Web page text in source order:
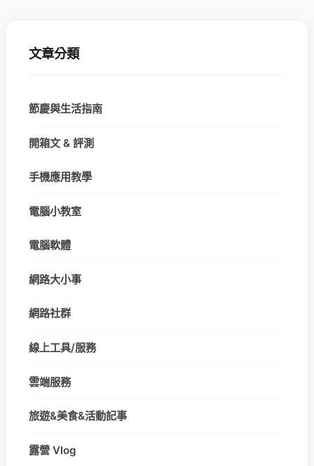
文章分類
節慶與生活指南
開箱文 & 評測
手機應用教學
電腦小教室
電腦軟體
網路大小事
網路社群
線上工具/服務
雲端服務
旅遊&美食&活動記事
露營 Vlog